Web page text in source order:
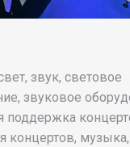
звук, световое
звуковое
поддержка
концертов,